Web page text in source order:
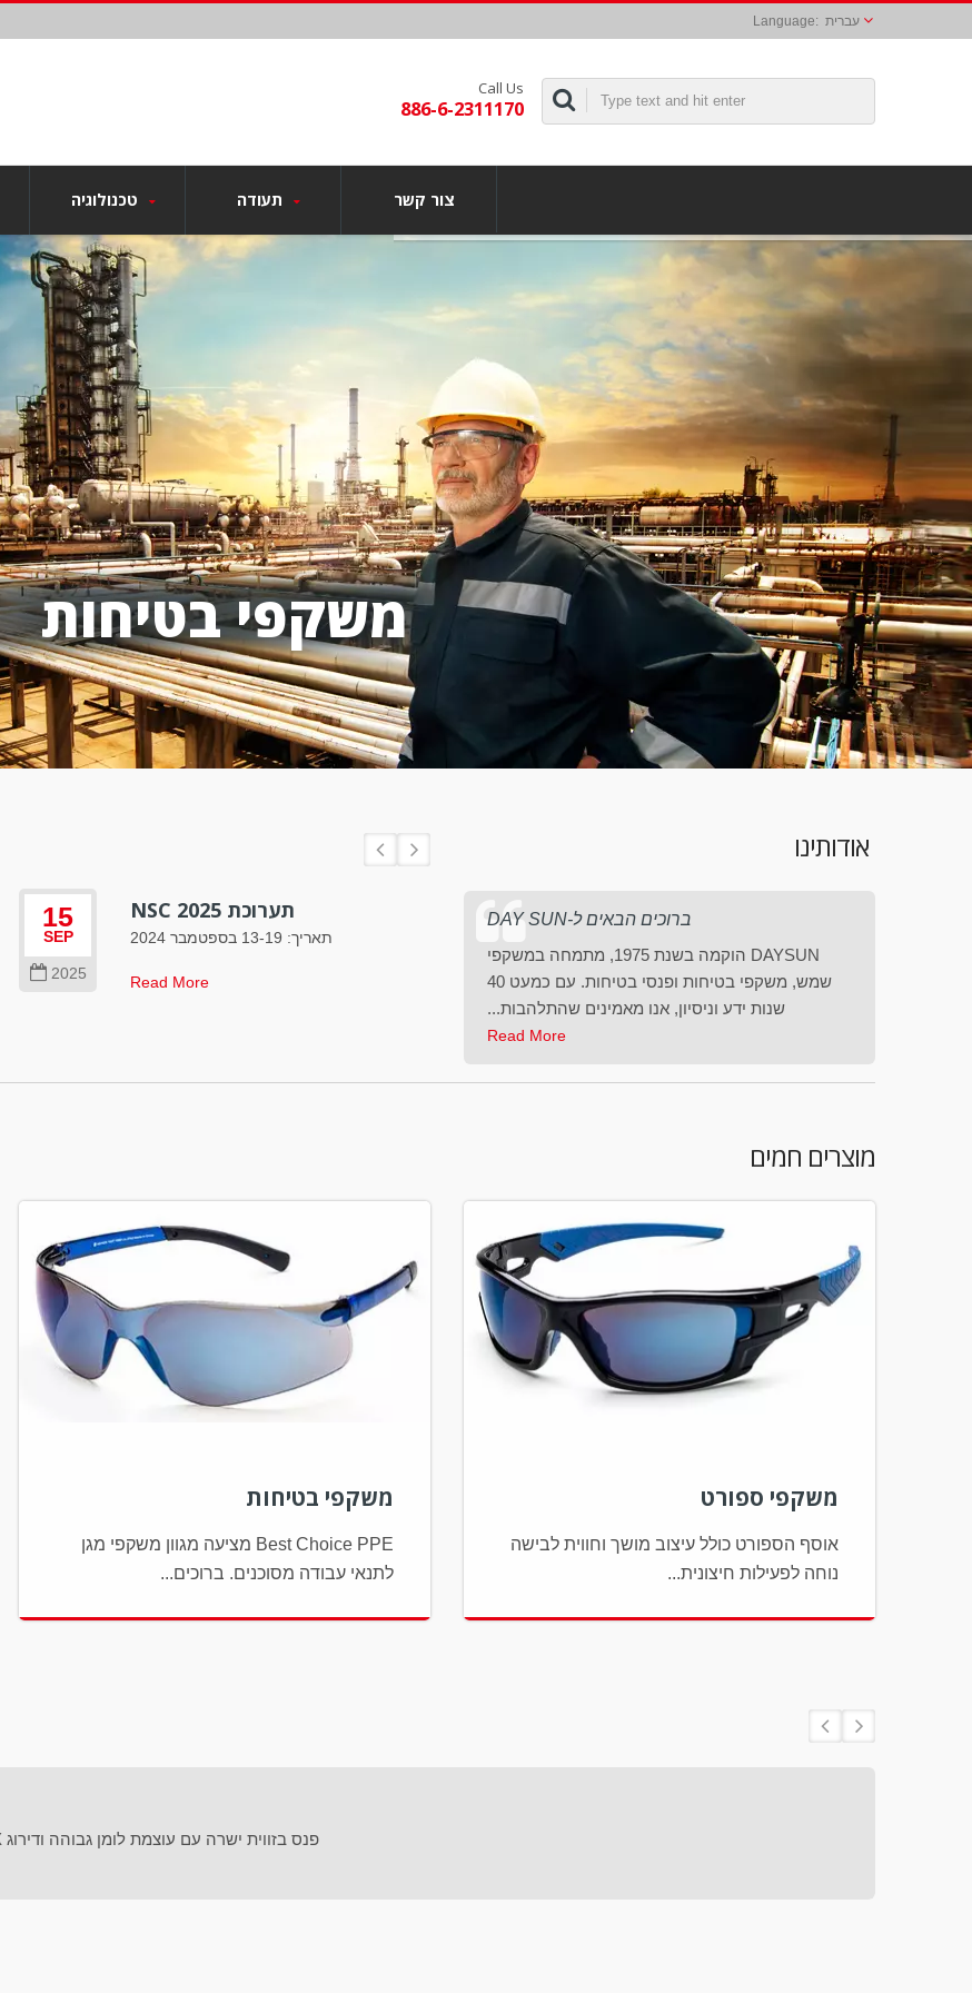
עברית
Call Us
886-6-2311170
צור קשר
משקפי בטיחות
15
SEP
2025
תערוכת NSC 2025
תאריך: 13-19 בספטמבר 2024
Read More
04
2025
A+A 2025
Read More
אודותינו
ברוכים הבאים ל-DAY SUN
DAYSUN הוקמה בשנת 1975, מתמחה במשקפי
שמש, משקפי בטיחות ופנסי בטיחות. עם כמעט 40
ברוכים הבאים ל-DAY SUN
DAYSUN הוקמה בשנת 1975, מתמחה במשקפי
שמש, משקפי בטיחות ופנסי בטיחות. עם כמעט 40
שנות ידע וניסיון, אנו מאמינים שהתלהבות...
Read More
מוצרים חמים
משקפי בטיחות
Best Choice PPE מציעה מגוון משקפי מגן
לתנאי עבודה מסוכנים. ברוכים...
משקפי ספורט
אוסף הספורט כולל עיצוב מושך וחווית לבישה
נוחה לפעילות חיצונית...
פנס בזווית ישרה עם עוצמת לומן גבוהה ודירוג ATEX לשימוש באזור 0 ובמיקומי...